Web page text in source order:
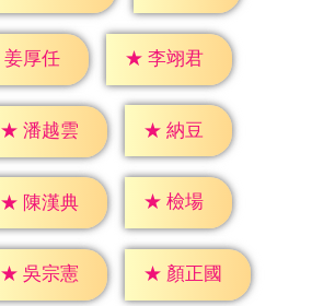
姜厚任 ★ 李翊君
★ 潘越雲 ★ 納豆
★ 陳漢典 ★ 檢場
★ 吳宗憲 ★ 顏正國